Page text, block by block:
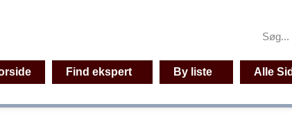
Søg
Find ekspert By liste Alle